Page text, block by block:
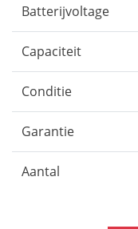
Batterijvoltage
Capaciteit
Conditie
Garantie
Aantal